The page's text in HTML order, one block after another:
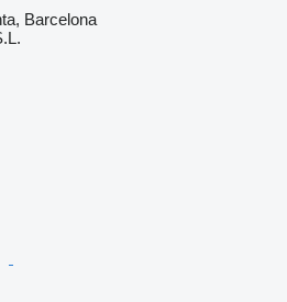
Barcelona